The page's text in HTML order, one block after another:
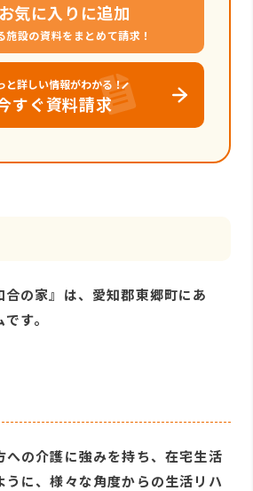
お気に入りに追加
施設の資料をまとめて請求！
と詳しい情報がわかる！
すぐ資料請求
合の家』は、愛知郡東郷町にあ
す。
への介護に強みを持ち、在宅生活
うに、様々な角度からの生活リハ